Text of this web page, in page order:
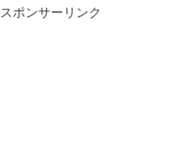
スポンサーリンク